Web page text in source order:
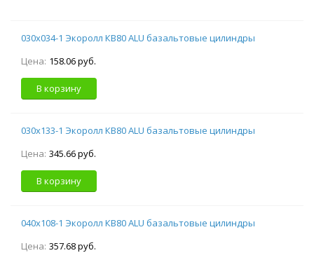
030х034-1 Экоролл КВ80 ALU базальтовые цилиндры
Цена: 158.06 руб.
В корзину
030х133-1 Экоролл КВ80 ALU базальтовые цилиндры
Цена: 345.66 руб.
В корзину
040х108-1 Экоролл КВ80 ALU базальтовые цилиндры
Цена: 357.68 руб.